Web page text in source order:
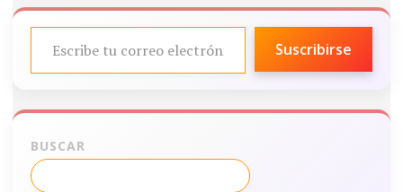
ESCRIBE TU CORREO ELECTRÓNICO…
Suscribirse
BUSCAR